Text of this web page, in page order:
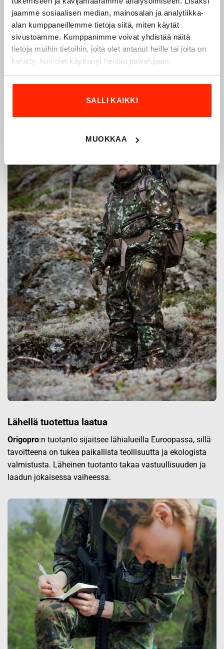
jaamme sosiaalisen median, mainosalan ja analytiikka-
alan kumppaneillemme tietoja siitä, miten käytät
sivustoamme. Kumppanimme voivat yhdistää näitä
tietoja muihin tietoihin, joita olet antanut heille tai joita on
kerätty, kun olet käyttänyt heidän palvelujaan.
SALLI KAIKKI
MUOKKAA
vuodesta 1975.Origoprovalmistaa laadukkaita vaatteita,
jotka on kehitetty vuosikymmenten kokemuksella
puolustusvoimien ja poliisin sopimusvalmistajana.
Origopro:n tuotteet on suunniteltu yhteistyössä käyttäjien
ja erikoisammattilaisten kanssa, joiden kokemus inspiroi
innovoimaan entistä parempia ratkaisuja.
Lähellä tuotettua laatua
Origopro:n tuotanto sijaitsee lähialueilla Euroopassa, sillä
tavoitteena on tukea paikallista teollisuutta ja ekologista
valmistusta. Läheinen tuotanto takaa vastuullisuuden ja
laadun jokaisessa vaiheessa.